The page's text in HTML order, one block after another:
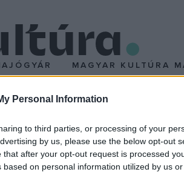
Personal Information
to third parties, or processing of your
by us, please use the below opt-out
after your opt-out request is processed
on personal information utilized by us
MAGYAR KULTÚRA
előtérbe